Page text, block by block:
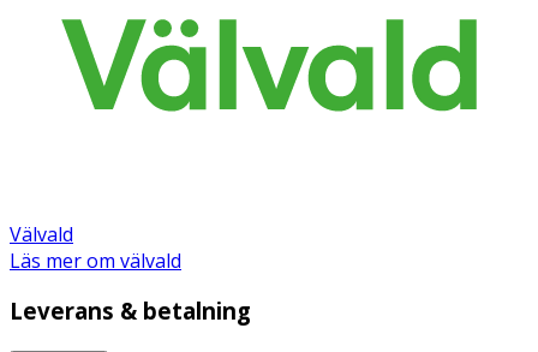
Välvald
Läs mer om välvald
Leverans & betalning